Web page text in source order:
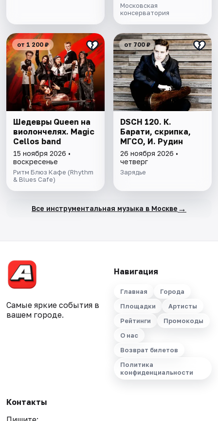
Московская
консерватория
от 1 200 ₽
Шедевры Queen на
виолончелях. Magic
Cellos band
15 ноября 2026 •
воскресенье
Ритм Блюз Кафе (Rhythm
& Blues Cafe)
от 700 ₽
DSCH 120. К.
Барати, скрипка,
МГСО, И. Рудин
26 ноября 2026 •
четверг
Зарядье
Все инструментальная музыка в Москве →
Самые яркие события в
вашем городе.
Навигация
Главная
Города
Площадки
Артисты
Рейтинги
Промокоды
О нас
Возврат билетов
Политика
конфиденциальности
Контакты